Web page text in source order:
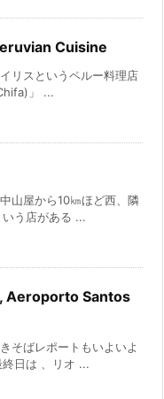
Cuisine
リスというペルー料理店
」 ...
山屋から10㎞ほど西、隣
う店がある ...
Aeroporto Santos
そばレポートもいよいよ
日は 、リオ ...